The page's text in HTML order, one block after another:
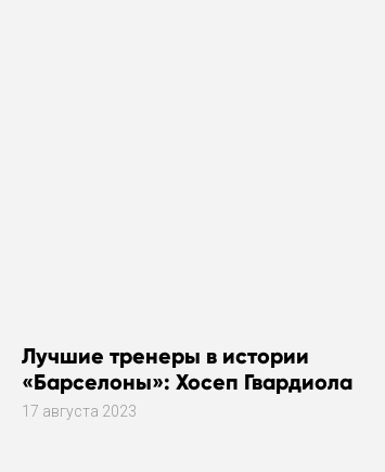
Лучшие тренеры в истории
«Барселоны»: Хосеп Гвардиола
17 августа 2023